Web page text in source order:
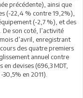
précédente), ainsi que
(-22,4 % contre 19,2%),
(-2,7 %), et des
son coté, l’activité
d’avril, enregistrant
des quatre premiers
annuel contre
devises (696,3 MDT,
en 2011).